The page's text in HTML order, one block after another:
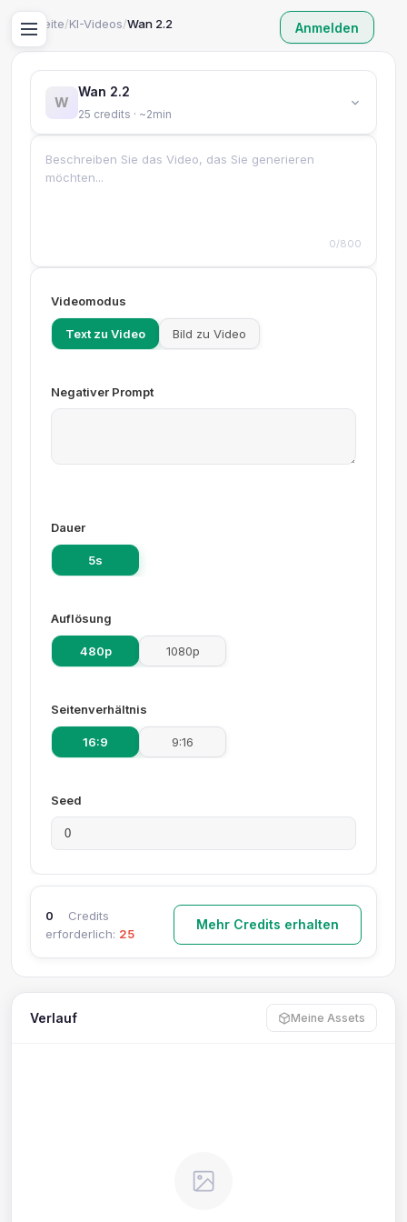
Startseite/KI-Videos/Wan 2.2
W
Wan 2.2
25 credits · ~2min
0/800
Videomodus
Text zu Video Bild zu Video
Negativer Prompt
Dauer
5s
Auflösung
480p 1080p
Seitenverhältnis
16:9 9:16
Seed
0
Credits
erforderlich: 25
Mehr Credits erhalten
Verlauf Meine Assets
Anmelden